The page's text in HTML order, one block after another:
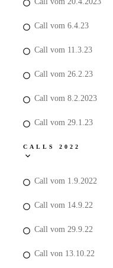
Call vom 6.4.23
Call vom 11.3.23
Call vom 26.2.23
Call vom 8.2.2023
Call vom 29.1.23
CALLS 2022
Call vom 1.9.2022
Call vom 14.9.22
Call vom 29.9.22
Call von 13.10.22